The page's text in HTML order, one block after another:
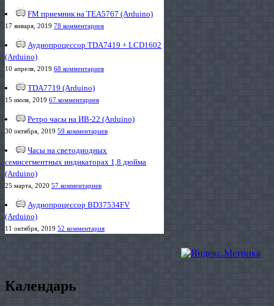
FM приемник на TEA5767 (Arduino)
17 января, 2019 78 комментариев
Аудиопроцессор TDA7419 + LCD1602
(Arduino)
10 апреля, 2019 68 комментариев
TDA7719 (Arduino)
15 июля, 2019 67 комментариев
Ретро часы на ИВ-22 (Arduino)
30 октября, 2019 59 комментариев
Часы на светодиодных
семисегментных индикаторах 1,8 дюйма
(Arduino)
25 марта, 2020 57 комментариев
Аудиопроцессор BD37534FV
(Arduino)
11 октября, 2019 52 комментария
Календарь